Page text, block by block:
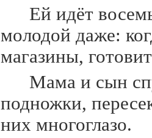
Ей идёт
молодой даже:
магазины,
Мама и сын
подножки,
них многоглазо.